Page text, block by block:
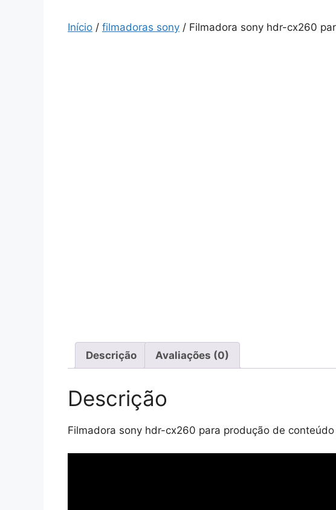
Início / filmadoras sony / Filmadora sony hdr-cx260
Descrição Avaliações (0)
Descrição
Filmadora sony hdr-cx260 para produção de